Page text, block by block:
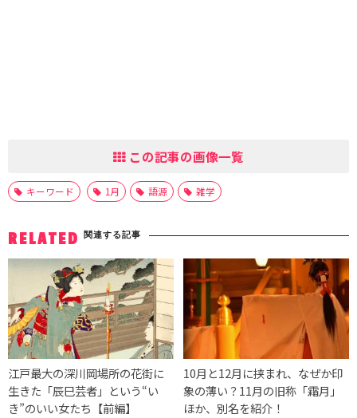
この記事の画像一覧
キーワード 1月 語源 雑学
RELATED 関連する記事
江戸最大の深川岡場所の花街に
生きた「辰巳芸者」という“い
き”のいい女たち【前編】
10月と12月に挟まれ、なぜか印
象の薄い？11月の旧称「霜月」
ほか、別名を紹介！